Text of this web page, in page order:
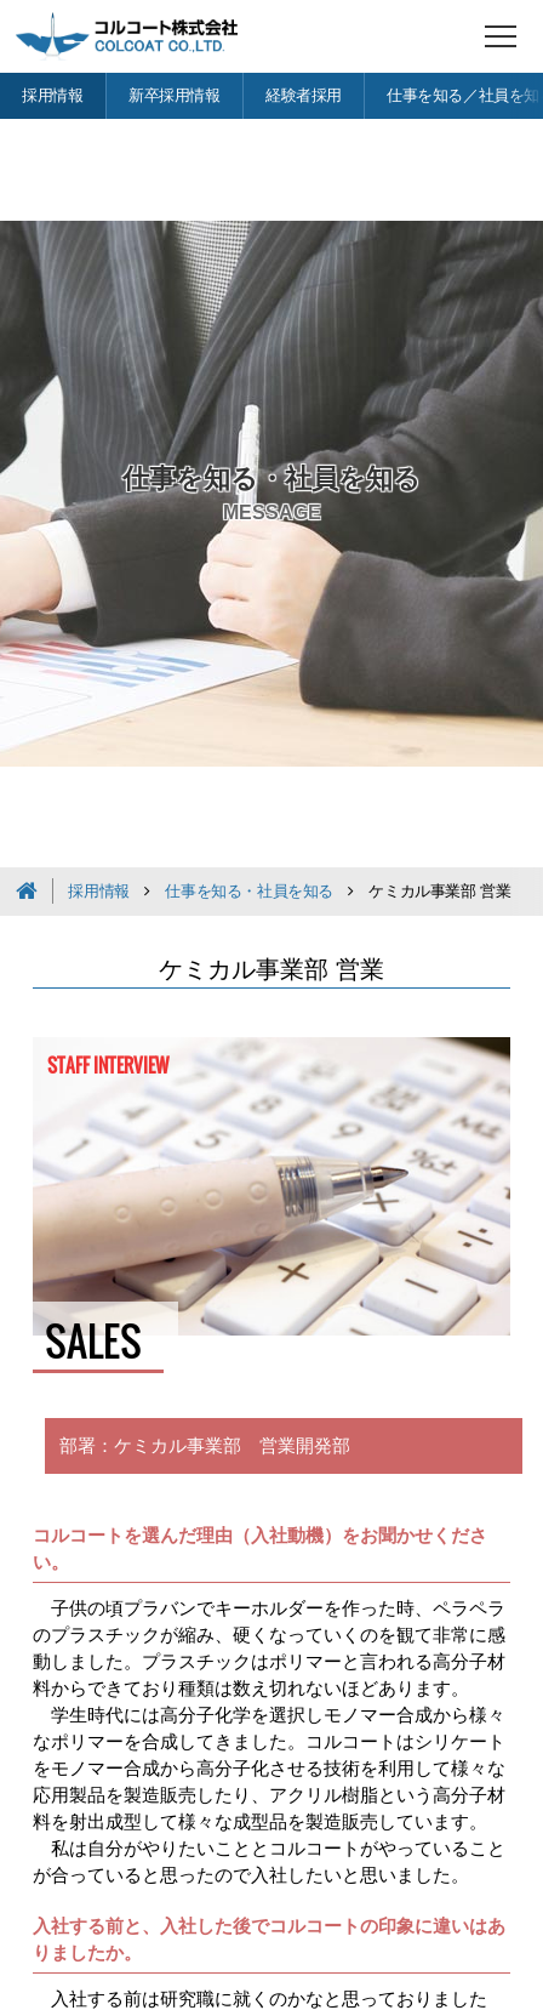
t
g
l
g
a
t
採用情報 新卒採用情報 経験者採用 仕事を知る／社員を知
仕事を知る・社員を知る
MESSAGE
採用情報 仕事を知る・社員を知る ケミカル事業部 営業
ケミカル事業部 営業
STAFF INTERVIEW
SALES
部署：ケミカル事業部 営業開発部
コルコートを選んだ理由（入社動機）をお聞かせくださ
い。
子供の頃プラバンでキーホルダーを作った時、ペラペラ
のプラスチックが縮み、硬くなっていくのを観て非常に感
動しました。プラスチックはポリマーと言われる高分子材
料からできており種類は数え切れないほどあります。
学生時代には高分子化学を選択しモノマー合成から様々
なポリマーを合成してきました。コルコートはシリケート
をモノマー合成から高分子化させる技術を利用して様々な
応用製品を製造販売したり、アクリル樹脂という高分子材
料を射出成型して様々な成型品を製造販売しています。
私は自分がやりたいこととコルコートがやっていること
が合っていると思ったので入社したいと思いました。
入社する前と、入社した後でコルコートの印象に違いはあ
りましたか。
入社する前は研究職に就くのかなと思っておりました